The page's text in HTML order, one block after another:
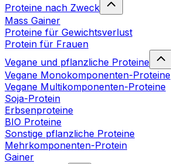
Proteine nach Zweck
Mass Gainer
Proteine für Gewichtsverlust
Protein für Frauen
Vegane und pflanzliche Proteine
Vegane Monokomponenten-Proteine
Vegane Multikomponenten-Proteine
Soja-Protein
Erbsenproteine
BIO Proteine
Sonstige pflanzliche Proteine
Mehrkomponenten-Protein
Gainer